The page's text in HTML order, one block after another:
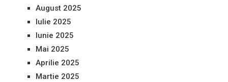
August 2025
Iulie 2025
Iunie 2025
Mai 2025
Aprilie 2025
Martie 2025